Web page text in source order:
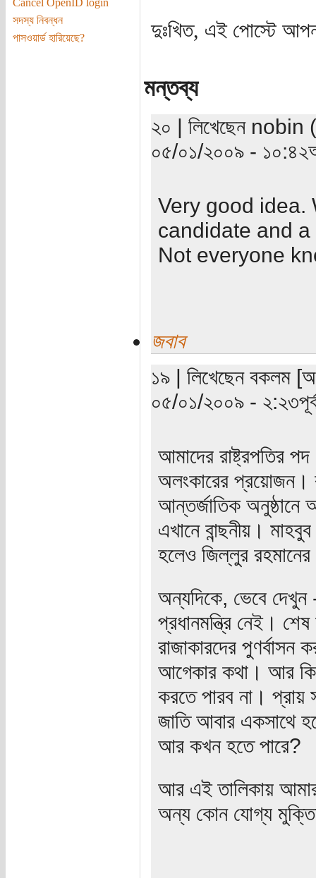
সদস্য নিবন্ধন
পাসওয়ার্ড হারিয়েছে?
দুঃখিত, এই পোস্টে
মন্তব্য
২০ | লিখেছেন nobin
০৫/০১/২০০৯ -
Very good idea.
candidate and
Not everyone
জবাব
১৯ | লিখেছেন বকলম
০৫/০১/২০০৯ -
আমাদের রাষ্ট্রপতির
অলংকারের প্রয়োজন।
আন্তর্জাতিক
এখানে বান্ছনীয়।
হলেও জিল্লুর রহমানের
অন্যদিকে, ভেবে দেখুন
প্রধানমন্ত্রি নেই।
রাজাকারদের
আগেকার কথা। আর
করতে পারব না।
জাতি আবার একসাথে
আর কখন হতে পারে?
আর এই তালিকায় আমার
অন্য কোন যোগ্য